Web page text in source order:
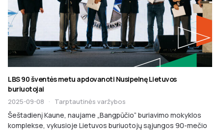
LBS 90 šventės metu apdovanoti Nusipelnę Lietuvos
buriuotojai
2025-09-08 · Tarptautinės varžybos
Šeštadienį Kaune, naujame „Bangpūčio“ buriavimo mokyklos
komplekse, vykusioje Lietuvos buriuotojų sąjungos 90-mečio